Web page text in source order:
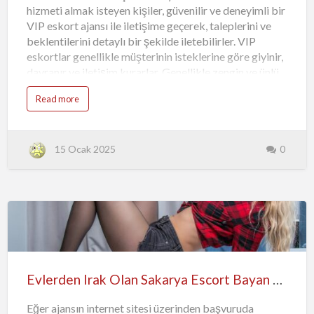
hizmeti almak isteyen kişiler, güvenilir ve deneyimli bir
VIP eskort ajansı ile iletişime geçerek, taleplerini ve
beklentilerini detaylı bir şekilde iletebilirler. VIP
eskortlar genellikle müşterinin isteklerine göre giyinir,
davranır ve iletişim kurarlar. Genellikle zengin ve ünlü
kişilere sunulan bu hizmet, müşterilerin gizliliği ve
güvenliği de oldukça önemlidir. Bu nedenle, VIP
veren kişiler arasından seçilir. VIP eskort hizmetleri,
birçok avantaj sunmaktadır. Bunlardan ilki, zaman
olarak istediğiniz hizmeti alabilirsiniz. Diğer bir
avantajı ise şıklık ve zarafet konusunda size katkı
sağlamasıdır. VIP eskortlar ge…
Read more
15 Ocak 2025 0
Evlerden Irak Olan Sakarya Escort Bayan Hatice
Eğer ajansın internet sitesi üzerinden başvuruda